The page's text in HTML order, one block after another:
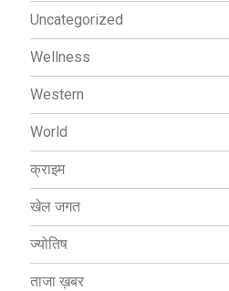
Uncategorized
Wellness
Western
World
क्राइम
खेल जगत
ज्योतिष
ताजा ख़बर